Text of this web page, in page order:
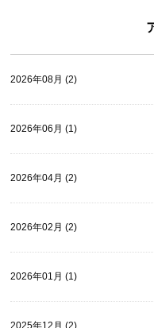
2026年08月 (2)
2026年06月 (1)
2026年04月 (2)
2026年02月 (2)
2026年01月 (1)
2025年12月 (2)